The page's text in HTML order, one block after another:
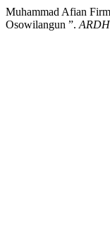
Muhammad Afian
Osowilangun ”.